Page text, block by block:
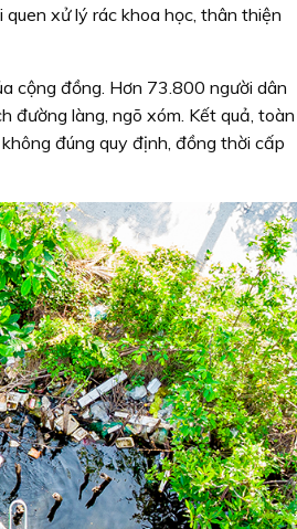
xử lý rác khoa học, thân thiện
cộng đồng. Hơn 73.800 người dân
đường làng, ngõ xóm. Kết quả, toàn
đúng quy định, đồng thời cấp